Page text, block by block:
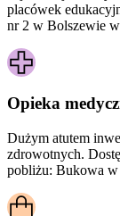
placówek
nr 2 w Bolszewie
Opieka
Dużym atutem
zdrowotnych.
pobliżu: Bukowa w